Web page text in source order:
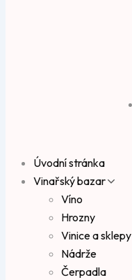
Úvodní stránka
Vinařský bazar
Víno
Hrozny
Vinice a sklepy
Nádrže
Čerpadla